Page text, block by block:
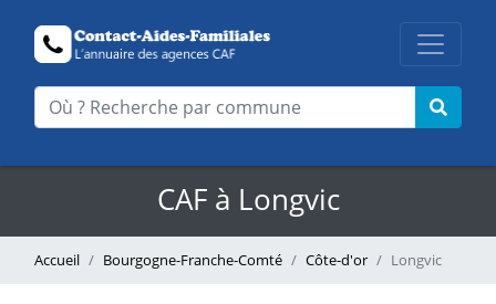
CAF à Longvic
Accueil Bourgogne-Franche-Comté Côte-d'or Longvic